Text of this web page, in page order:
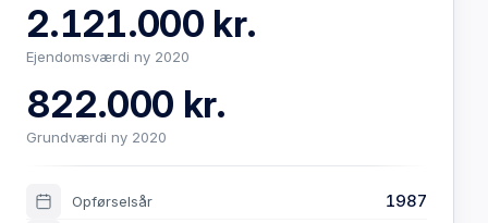
2.121.000 kr.
Ejendomsværdi ny 2020
822.000 kr.
Grundværdi ny 2020
Opførselsår 1987